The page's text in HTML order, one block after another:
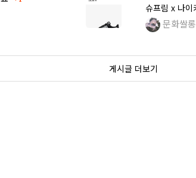
슈프림 x 나
문화쌀롱
게시글 더보기